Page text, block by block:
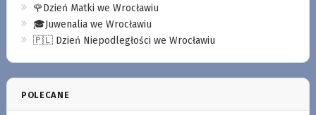
🌹Dzień Matki we Wrocławiu
🎓Juwenalia we Wrocławiu
🇵🇱 Dzień Niepodległości we Wrocławiu
POLECANE